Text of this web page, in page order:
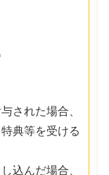
された場合、
典等を受ける
込んだ場合、